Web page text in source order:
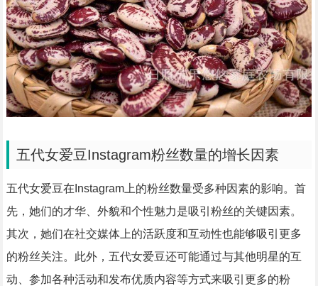
五代女爱豆Instagram粉丝数量的增长因素
五代女爱豆在Instagram上的粉丝数量受多种因素的影响。首
先，她们的才华、外貌和个性魅力是吸引粉丝的关键因素。
其次，她们在社交媒体上的活跃度和互动性也能够吸引更多
的粉丝关注。此外，五代女爱豆还可能通过与其他明星的互
动、参加各种活动和发布优质内容等方式来吸引更多的粉